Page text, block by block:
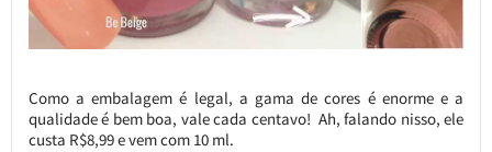
Como a embalagem é legal, a gama de cores é enorme e a
qualidade é bem boa, vale cada centavo! Ah, falando nisso, ele
custa R$8,99 e vem com 10 ml.